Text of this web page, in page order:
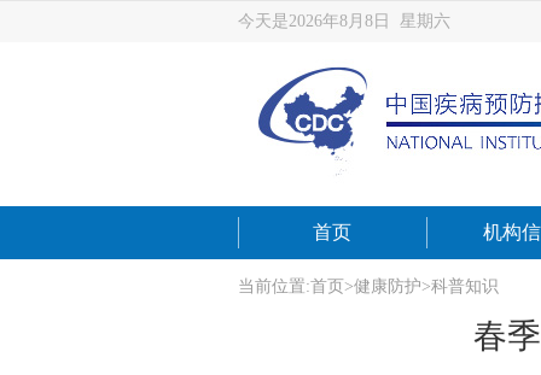
今天是2026年8月8日 星期六
首页 机构
当前位置:首页 >健康防护>科普知识
春